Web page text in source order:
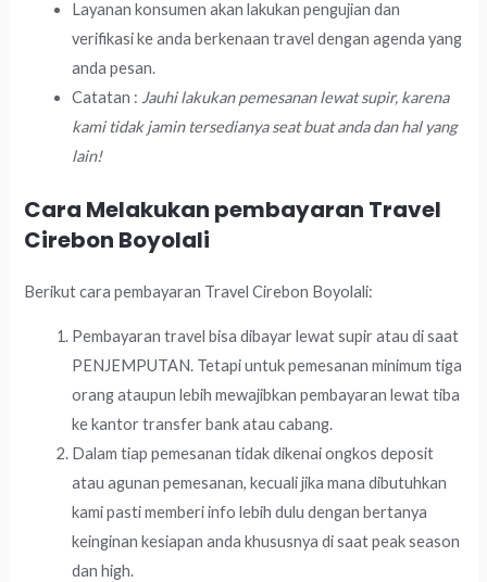
Layanan konsumen akan lakukan pengujian dan
verifikasi ke anda berkenaan travel dengan agenda yang
anda pesan.
Catatan : Jauhi lakukan pemesanan lewat supir, karena
kami tidak jamin tersedianya seat buat anda dan hal yang
lain!
Cara Melakukan pembayaran Travel
Cirebon Boyolali
Berikut cara pembayaran Travel Cirebon Boyolali:
Pembayaran travel bisa dibayar lewat supir atau di saat
PENJEMPUTAN. Tetapi untuk pemesanan minimum tiga
orang ataupun lebih mewajibkan pembayaran lewat tiba
ke kantor transfer bank atau cabang.
Dalam tiap pemesanan tidak dikenai ongkos deposit
atau agunan pemesanan, kecuali jika mana dibutuhkan
kami pasti memberi info lebih dulu dengan bertanya
keinginan kesiapan anda khususnya di saat peak season
dan high.